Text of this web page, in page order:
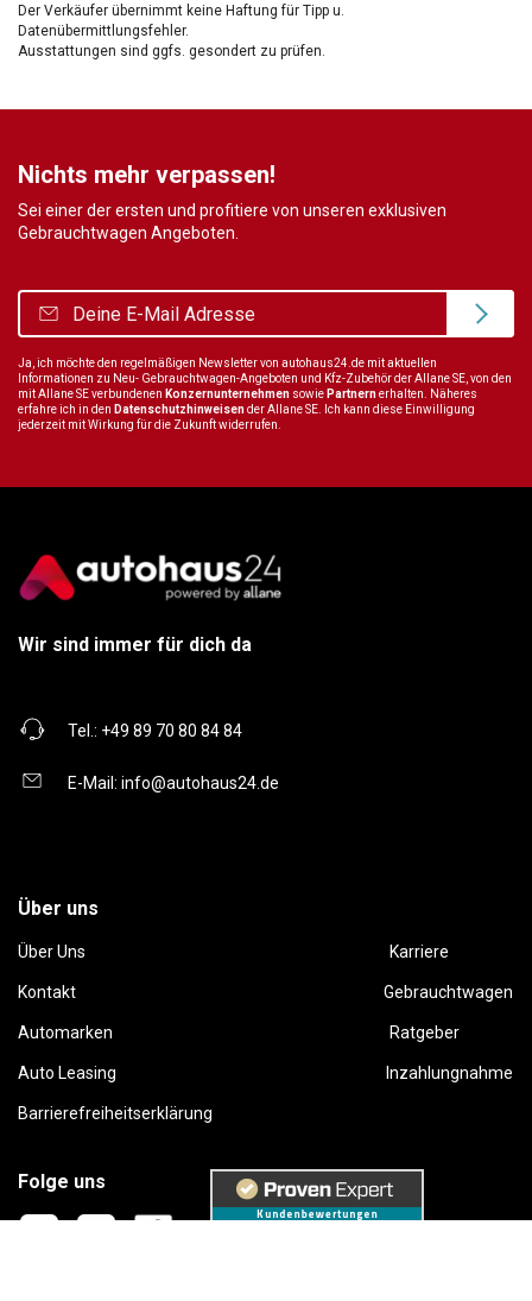
Der Verkäufer übernimmt keine Haftung für Tipp u.
Datenübermittlungsfehler.
Ausstattungen sind ggfs. gesondert zu prüfen.
Nichts mehr verpassen!
Sei einer der ersten und profitiere von unseren exklusiven
Gebrauchtwagen Angeboten.
Ja, ich möchte den regelmäßigen Newsletter von autohaus24.de mit aktuellen
Informationen zu Neu- Gebrauchtwagen-Angeboten und Kfz-Zubehör der Allane SE, von den
mit Allane SE verbundenen Konzernunternehmen sowie Partnernerhalten. Näheres
erfahre ich in den Datenschutzhinweisender Allane SE. Ich kann diese Einwilligung
jederzeit mit Wirkung für die Zukunft widerrufen.
Wir sind immer für dich da
Tel.: +49 89 70 80 84 84
E-Mail: info@autohaus24.de
Über uns
Über Uns Karriere
Kontakt Gebrauchtwagen
Automarken Ratgeber
Auto Leasing Inzahlungnahme
Barrierefreiheitserklärung
Folge uns